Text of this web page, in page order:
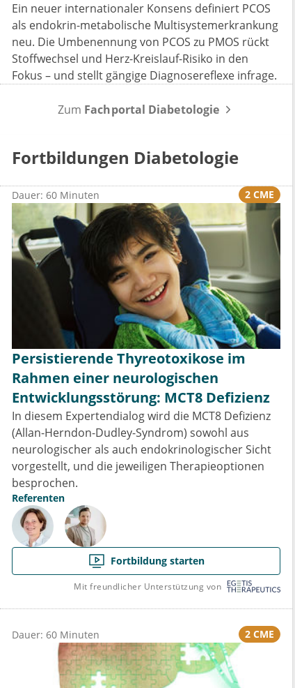
Ein neuer internationaler Konsens definiert PCOS
als endokrin-metabolische Multisystemerkrankung
neu. Die Umbenennung von PCOS zu PMOS rückt
Stoffwechsel und Herz-Kreislauf-Risiko in den
Fokus – und stellt gängige Diagnosereflexe infrage.
Zum Fachportal Diabetologie
Fortbildungen Diabetologie
Dauer: 60 Minuten 2 CME
Persistierende Thyreotoxikose im
Rahmen einer neurologischen
Entwicklungsstörung: MCT8 Defizienz
In diesem Expertendialog wird die MCT8 Defizienz
(Allan-Herndon-Dudley-Syndrom) sowohl aus
neurologischer als auch endokrinologischer Sicht
vorgestellt, und die jeweiligen Therapieoptionen
besprochen.
Referenten
Fortbildung starten
Mit freundlicher Unterstützung von
Dauer: 60 Minuten 2 CME